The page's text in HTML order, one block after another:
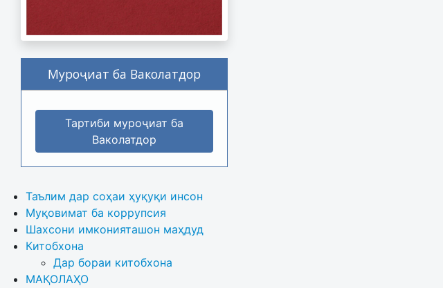
Муроҷиат ба Ваколатдор
Тартиби муроҷиат ба
Ваколатдор
Таълим дар соҳаи ҳуқуқи инсон
Муқовимат ба коррупсия
Шахсони имконияташон маҳдуд
Китобхона
Дар бораи китобхона
МАҚОЛАҲО